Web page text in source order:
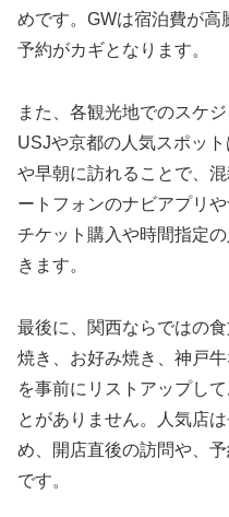
めです。GWは宿泊費が
予約がカギとなります。
また、各観光地でのスケ
USJや京都の人気スポッ
や早朝に訪れることで、
ートフォンのナビアプリ
チケット購入や時間指定
きます。
最後に、関西ならではの
焼き、お好み焼き、神戸
を事前にリストアップし
とがありません。人気店
め、開店直後の訪問や、
です。